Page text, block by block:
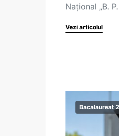
Național „B.
Vezi articolul
Bacalaureat